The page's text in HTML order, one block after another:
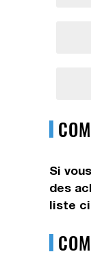
Si
des
liste